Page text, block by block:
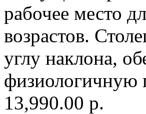
рабочее место
возрастов.
углу наклона,
физиологичную
13,990.00 р.